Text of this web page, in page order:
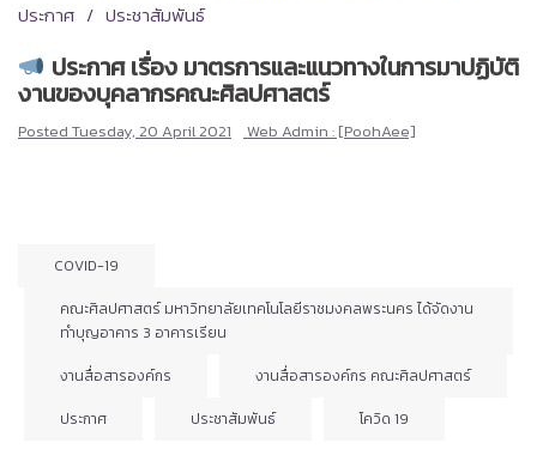
ประกาศ
ประชาสัมพันธ์
ประกาศ เรื่อง มาตรการและแนวทางในการมาปฏิบัติ
งานของบุคลากรคณะศิลปศาสตร์
Posted Tuesday, 20 April 2021 Web Admin : [PoohAee]
COVID-19
คณะศิลปศาสตร์ มหาวิทยาลัยเทคโนโลยีราชมงคลพระนคร ได้จัดงาน
ทำบุญอาคาร 3 อาคารเรียน
งานสื่อสารองค์กร
งานสื่อสารองค์กร คณะศิลปศาสตร์
ประกาศ
ประชาสัมพันธ์ โควิด 19